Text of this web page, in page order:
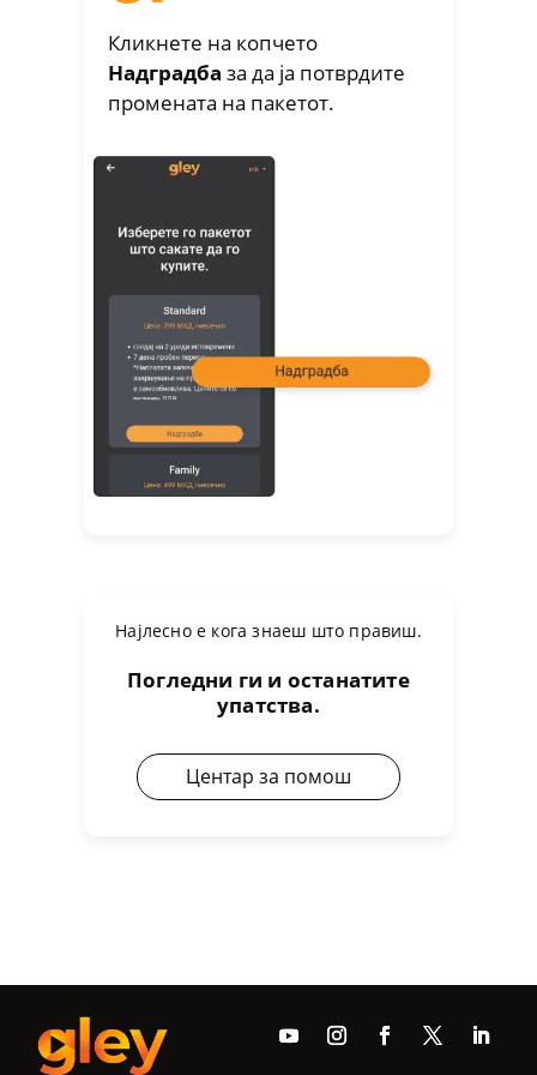
Кликнете на копчето
Надградба за да ја потврдите
промената на пакетот.
Најлесно е кога знаеш што правиш.
Погледни ги и останатите
упатства.
Центар за помош